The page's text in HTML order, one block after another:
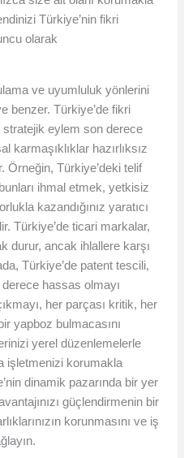
Türkiye’nin fikri
olarak
ve uyumluluk yönlerini
benzer. Türkiye’de fikri
eylem son derece
karmaşıklıklar hazırlıksız
Örneğin, Türkiye’deki telif
ihmal etmek, yetkisiz
kazandığınız yaratıcı
Türkiye’de ticari markalar,
durur, ancak ihlallere karşı
Türkiye’de patent tescili,
derece hassas olmayı
her parçası kritik, her
yapboz bulmacasını
yerel düzenlemelerle
işletmenizi korumakla
dinamik pazarında bir yer
güçlendirmenin bir
korunmasını ve iş